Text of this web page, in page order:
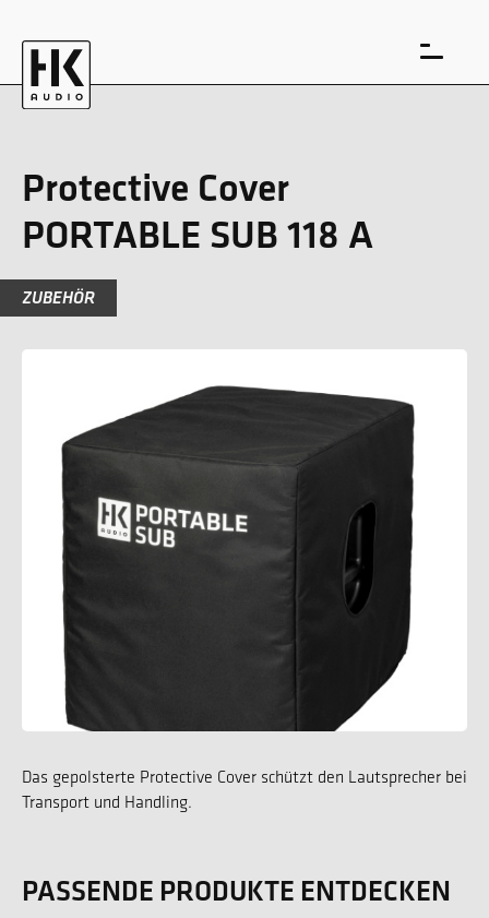
Protective Cover
PORTABLE SUB 118 A
ZUBEHÖR
Das gepolsterte Protective Cover schützt den Lautsprecher bei
Transport und Handling.
PASSENDE PRODUKTE ENTDECKEN